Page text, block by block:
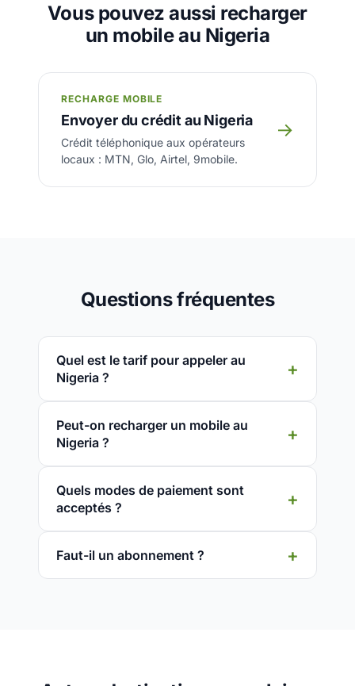
Vous pouvez aussi recharger
un mobile au Nigeria
RECHARGE MOBILE
Envoyer du crédit au Nigeria
Crédit téléphonique aux opérateurs
locaux : MTN, Glo, Airtel, 9mobile.
→
Questions fréquentes
Quel est le tarif pour appeler au
Nigeria ?
Peut-on recharger un mobile au
Nigeria ?
Quels modes de paiement sont
acceptés ?
Faut-il un abonnement ?